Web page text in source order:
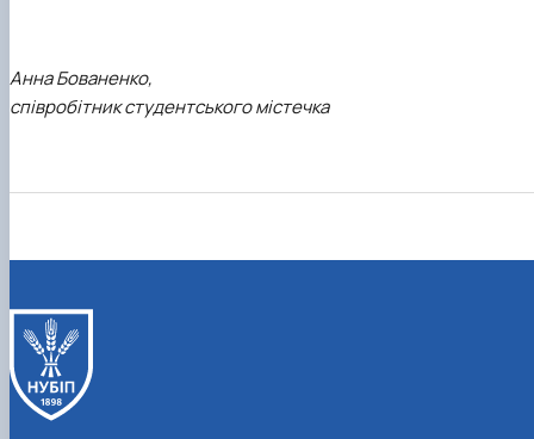
Анна Бованенко,
співробітник студентського містечка